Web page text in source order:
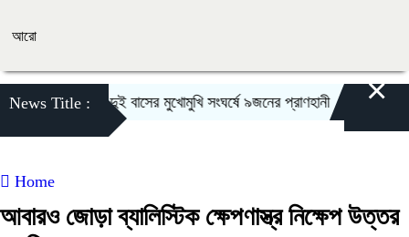
আরো
News Title :
ওসমানীনগরে দুই বাসের মুখোমুখি সংঘর্ষে ৯জনের প্রাণহানী স্কুলে×
Home
আবারও জোড়া ব্যালিস্টিক ক্ষেপণাস্ত্র নিক্ষেপ উত্তর